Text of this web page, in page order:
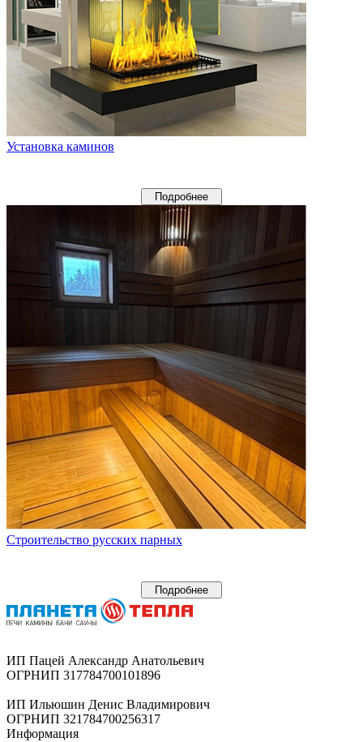
Установка каминов
Подробнее
Строительство русских парных
Подробнее
ИП Пацей Александр Анатольевич
ОГРНИП 317784700101896
ИП Ильюшин Денис Владимирович
ОГРНИП 321784700256317
Информация